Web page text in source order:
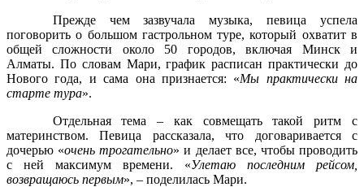
Прежде чем зазвучала музыка, певица успела
поговорить о большом гастрольном туре, который охватит в
общей сложности около 50 городов, включая Минск и
Алматы. По словам Мари, график расписан практически до
Нового года, и сама она признается: «Мы практически на
старте тура».
Отдельная тема – как совмещать такой ритм с
материнством. Певица рассказала, что договаривается с
дочерью «очень трогательно» и делает все, чтобы проводить
с ней максимум времени. «Улетаю последним рейсом,
возвращаюсь первым», – поделилась Мари.